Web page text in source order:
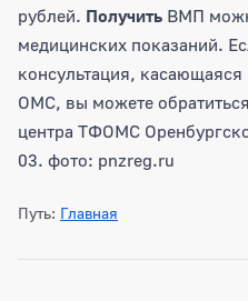
рублей. Получить ВМП
медицинских показаний.
консультация,
ОМС, вы можете
центра ТФОМС
03. фото: pnzreg.ru
Путь: Главная